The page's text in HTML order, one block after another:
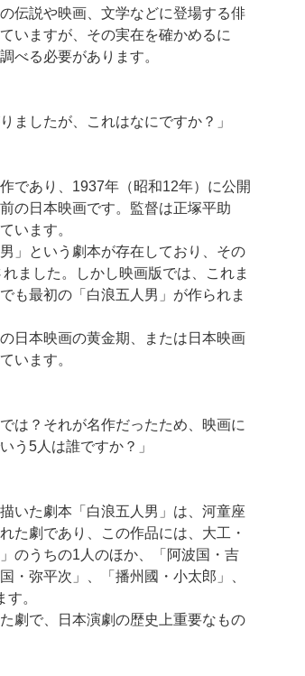
伝説や映画、文学などに登場する俳
いますが、その実在を確かめるに
べる必要があります。
ましたが、これはなにですか？」
であり、1937年（昭和12年）に公開
の日本映画です。監督は正塚平助
います。
」という劇本が存在しており、その
ました。しかし映画版では、これま
も最初の「白浪五人男」が作られま
日本映画の黄金期、または日本映画
います。
は？それが名作だったため、映画に
う5人は誰ですか？」
いた劇本「白浪五人男」は、河童座
た劇であり、この作品には、大工・
のうちの1人のほか、「阿波国・吉
・弥平次」、「播州國・小太郎」、
。
劇で、日本演劇の歴史上重要なもの